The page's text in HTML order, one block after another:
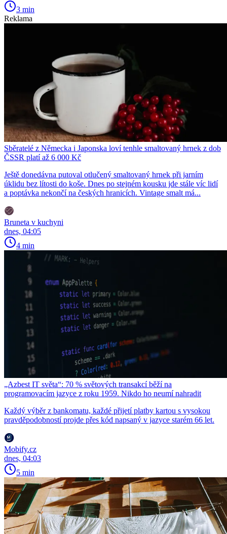
3 min
Reklama
Sběratelé z Německa i Japonska loví tenhle smaltovaný hrnek z dob
ČSSR platí až 6 000 Kč
Ještě donedávna putoval otlučený smaltovaný hrnek při jarním
úklidu bez lítosti do koše. Dnes po stejném kousku jde stále víc lidí
a poptávka nekončí na českých hranicích. Vintage smalt má...
Bruneta v kuchyni
dnes, 04:05
4 min
„Azbest IT světa“: 70 % světových transakcí běží na
programovacím jazyce z roku 1959. Nikdo ho neumí nahradit
Každý výběr z bankomatu, každé přijetí platby kartou s vysokou
pravděpodobností projde přes kód napsaný v jazyce starém 66 let.
Mobify.cz
dnes, 04:03
5 min